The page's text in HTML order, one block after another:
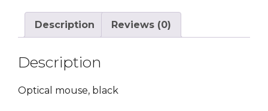
Optical
Black
USB
Description Reviews (0)
Description
Optical mouse, black